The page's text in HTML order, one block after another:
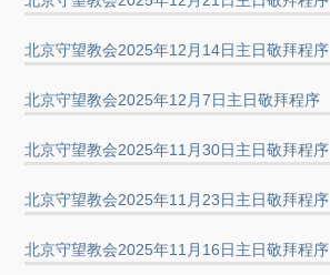
北京守望教会2025年12月14日主日敬拜程序
北京守望教会2025年12月7日主日敬拜程序
北京守望教会2025年11月30日主日敬拜程序
北京守望教会2025年11月23日主日敬拜程序
北京守望教会2025年11月16日主日敬拜程序